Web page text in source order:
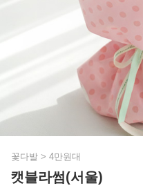
꽃다발 > 4만원대
캣블라썸(서울)